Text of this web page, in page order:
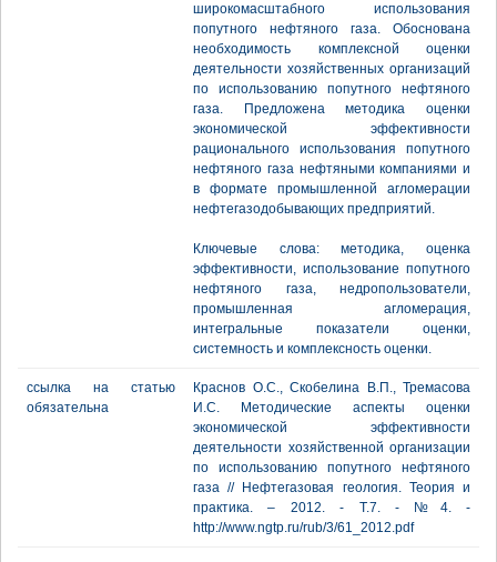
широкомасштабного использования
попутного нефтяного газа. Обоснована
необходимость комплексной оценки
деятельности хозяйственных организаций
по использованию попутного нефтяного
газа. Предложена методика оценки
экономической эффективности
рационального использования попутного
нефтяного газа нефтяными компаниями и
в формате промышленной агломерации
нефтегазодобывающих предприятий.
Ключевые слова: методика, оценка
эффективности, использование попутного
нефтяного газа, недропользователи,
промышленная агломерация,
интегральные показатели оценки,
системность и комплексность оценки.
ссылка на статью
обязательна
Краснов О.С., Скобелина В.П., Тремасова
И.С. Методические аспекты оценки
экономической эффективности
деятельности хозяйственной организации
по использованию попутного нефтяного
газа // Нефтегазовая геология. Теория и
практика. – 2012. - Т.7. - №4. -
http://www.ngtp.ru/rub/3/61_2012.pdf